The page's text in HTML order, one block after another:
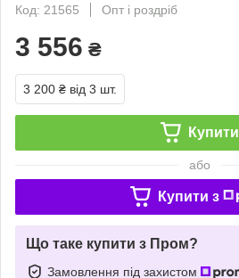
Код: 21565
Опт і роздріб
3 556 ₴
3 200 ₴ від 3 шт.
Купити
або
Купити з
Що таке купити з Пром?
Замовлення під захистом